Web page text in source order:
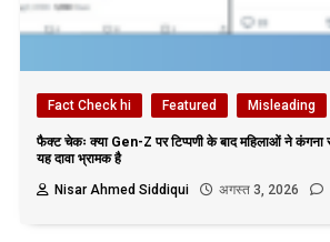
Fact Check hi Featured Misleading
फैक्ट चेकः क्या Gen-Z पर टिप्पणी के बाद महिलाओं ने कंगना
यह दावा भ्रामक है
Nisar Ahmed Siddiqui
अगस्त 3, 2026